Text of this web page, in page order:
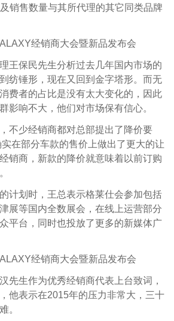
销售数量与其所代理的其它同类品牌
王保民先生分析过去几年国内市场的
纺锤形，现在又回到金字塔形。而无
费者的占比是没有太大变化的，因此
影响不大，他们对市场保有信心。
不少经销商都对总部提出了降价要
在部分车款的售价上做出了更大的让
销商，新款的降价就意味着以前订购
计划时，王总表示格莱仕会参加包括
展等国内全数展会，在线上运营部分
平台，同时也投放了更多的新媒体广
先生作为优秀经销商代表上台致词，
他表示在2015年的压力非常大，三十
。